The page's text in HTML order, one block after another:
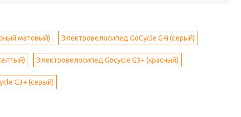
матовый) Электровелосипед GoCycle G4i (серый)
Электровелосипед Gocycle G3+ (красный)
G3+ (серый)